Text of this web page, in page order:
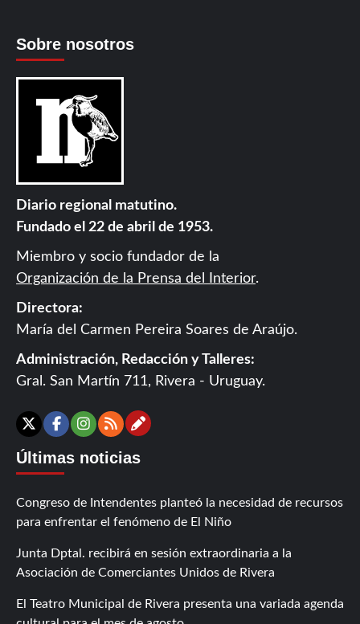
Sobre nosotros
Diario regional matutino.
Fundado el 22 de abril de 1953.
Miembro y socio fundador de la
Organización de la Prensa del Interior.
Directora:
María del Carmen Pereira Soares de Araújo.
Administración, Redacción y Talleres:
Gral. San Martín 711, Rivera - Uruguay.
X Facebook
Instagram
RSSContáctanos
Últimas noticias
Congreso de Intendentes planteó la necesidad de recursos
para enfrentar el fenómeno de El Niño
Junta Dptal. recibirá en sesión extraordinaria a la
Asociación de Comerciantes Unidos de Rivera
El Teatro Municipal de Rivera presenta una variada agenda